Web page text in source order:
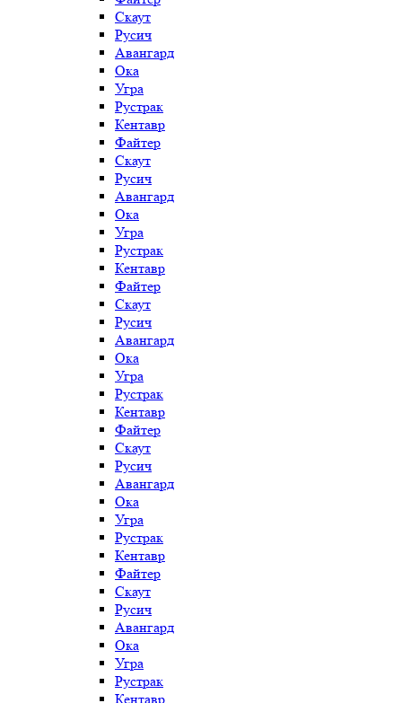
Скаут
Русич
Авангард
Ока
Угра
Рустрак
Кентавр
Файтер
Скаут
Русич
Авангард
Ока
Угра
Рустрак
Кентавр
Файтер
Скаут
Русич
Авангард
Ока
Угра
Рустрак
Кентавр
Файтер
Скаут
Русич
Авангард
Ока
Угра
Рустрак
Кентавр
Файтер
Скаут
Русич
Авангард
Ока
Угра
Рустрак
Кентавр